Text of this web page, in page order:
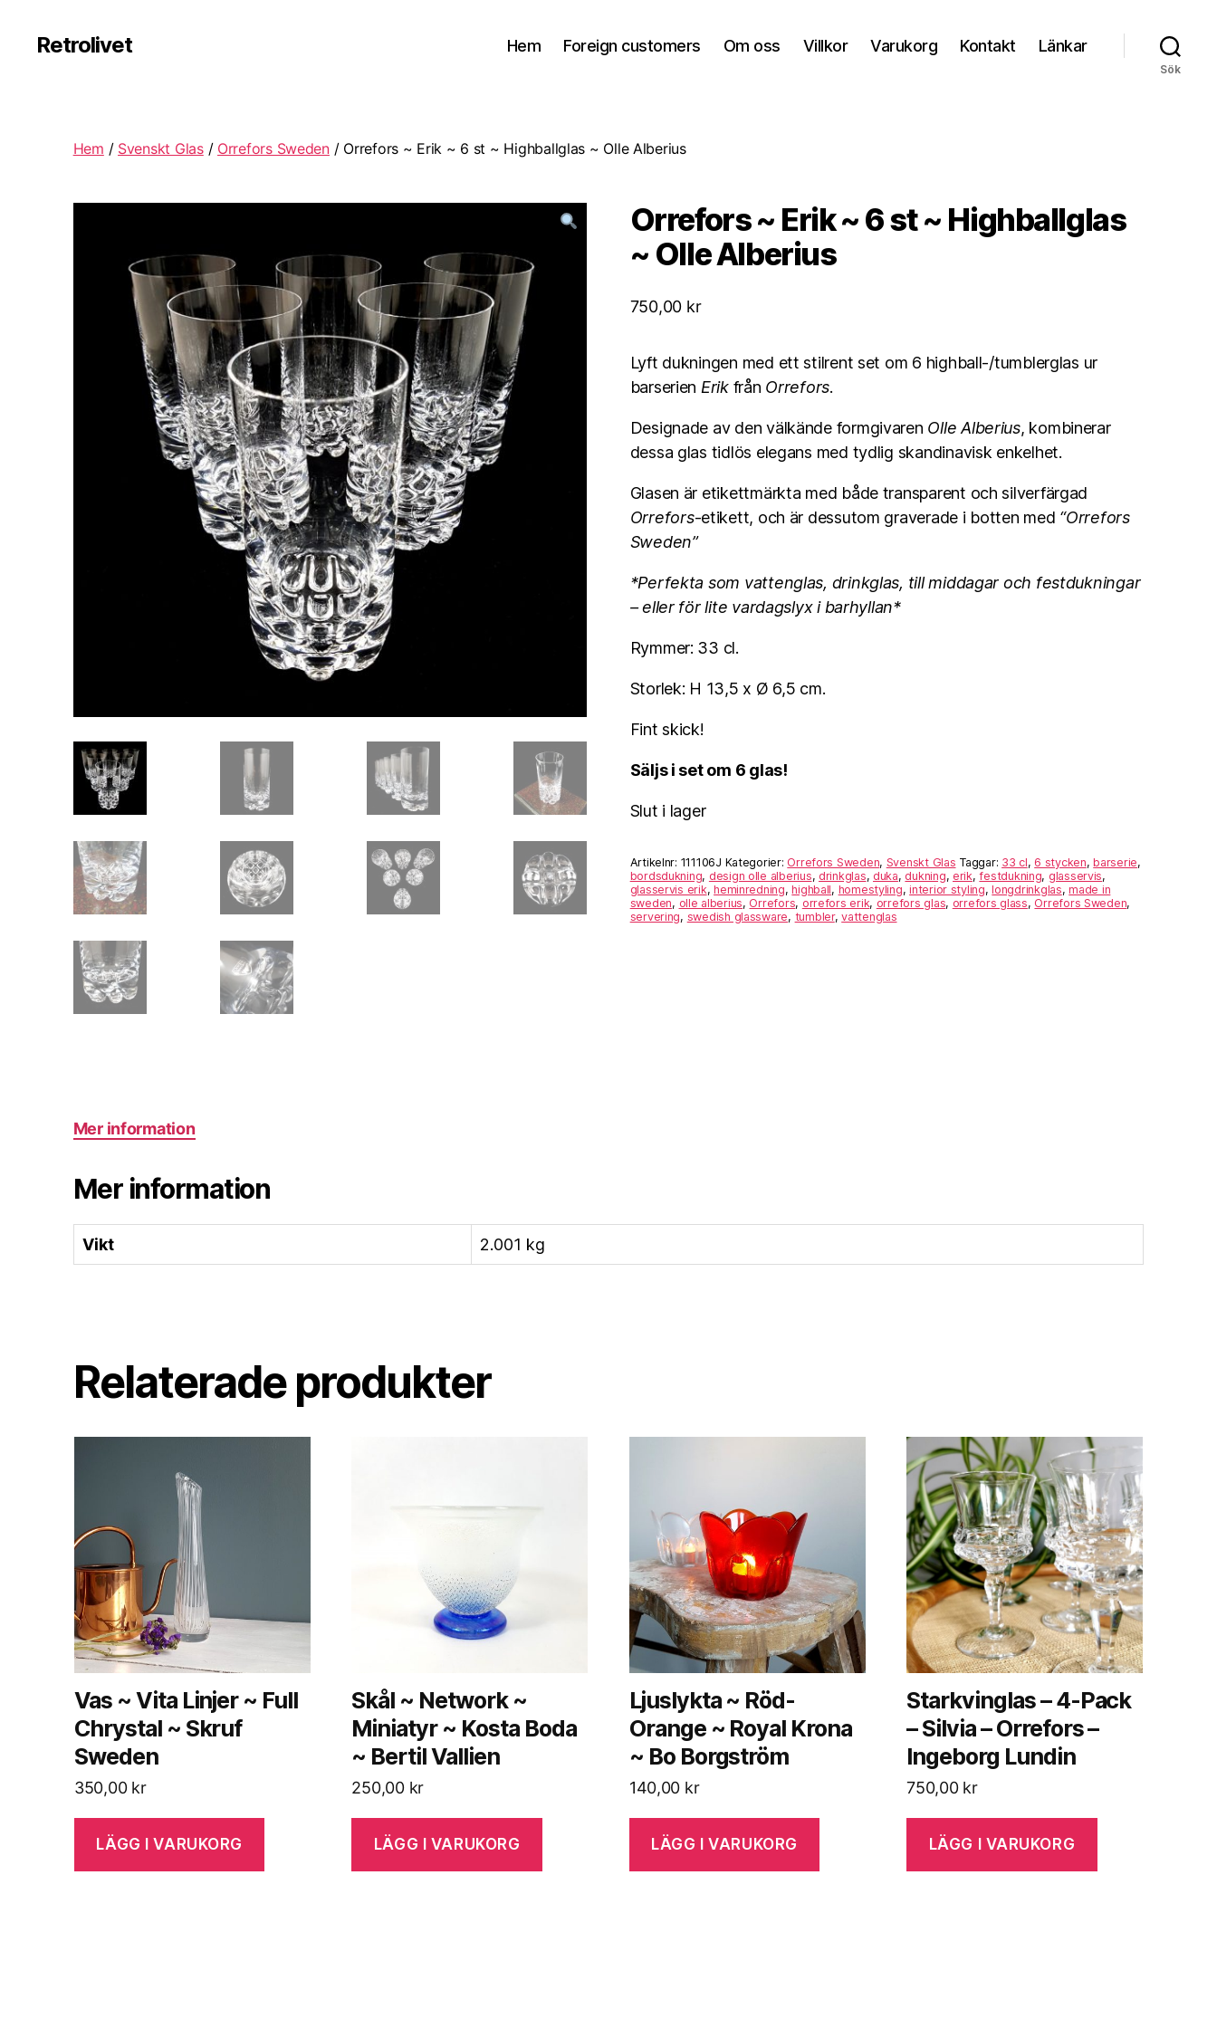
Retrolivet Hem Foreign customers Om oss Villkor Varukorg Kontakt Länkar
Sök
Hem / Svenskt Glas/ Orrefors Sweden/ Orrefors ~ Erik ~ 6 st ~ Highballglas ~ Olle Alberius
Orrefors ~ Erik ~ 6 st ~ Highballglas
~ Olle Alberius
750,00 kr
Lyft dukningen med ett stilrent set om 6 highball-/tumblerglas ur
barserien Erikfrån Orrefors.
Designade av den välkände formgivaren Olle Alberius, kombinerar
dessa glas tidlös elegans med tydlig skandinavisk enkelhet.
Glasen är etikettmärkta med både transparent och silverfärgad
Orrefors-etikett, och är dessutom graverade i botten med “Orrefors
Sweden”
*Perfekta som vattenglas, drinkglas, till middagar och festdukningar
– eller för lite vardagslyx i barhyllan*
Rymmer: 33 cl.
Storlek: H 13,5 x Ø 6,5 cm.
Fint skick!
Säljs i set om 6 glas!
Slut i lager
Artikelnr: 111106J Kategorier: Orrefors Sweden, Svenskt Glas Taggar: 33 cl, 6 stycken,barserie,
bordsdukning, design olle alberius, drinkglas, duka, dukning, erik,festdukning, glasservis,
glasservis erik,heminredning,highball, homestyling,interior styling,longdrinkglas,made in
sweden, olle alberius, Orrefors, orrefors erik, orrefors glas, orrefors glass, Orrefors Sweden,
servering, swedish glassware, tumbler,vattenglas
Mer information
Mer information
Vikt 2.001 kg
Relaterade produkter
Vas ~ Vita Linjer ~ Full
Chrystal ~ Skruf
Sweden
350,00 kr
LÄGG I VARUKORG
Skål ~ Network ~
Miniatyr ~ Kosta Boda
~ Bertil Vallien
250,00 kr
LÄGG I VARUKORG
Ljuslykta ~ Röd-
Orange ~ Royal Krona
~ Bo Borgström
140,00 kr
LÄGG I VARUKORG
Starkvinglas – 4-Pack
– Silvia – Orrefors –
Ingeborg Lundin
750,00 kr
LÄGG I VARUKORG